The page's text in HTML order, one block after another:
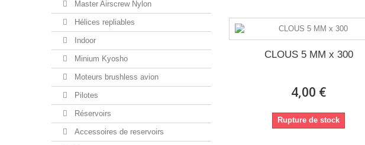
Master Airscrew Nylon
Hélices repliables
Indoor
Minium Kyosho
Moteurs brushless avion
Pilotes
Réservoirs
Accessoires de reservoirs
CLOUS 5 MM x 300
4,00 €
Rupture de stock